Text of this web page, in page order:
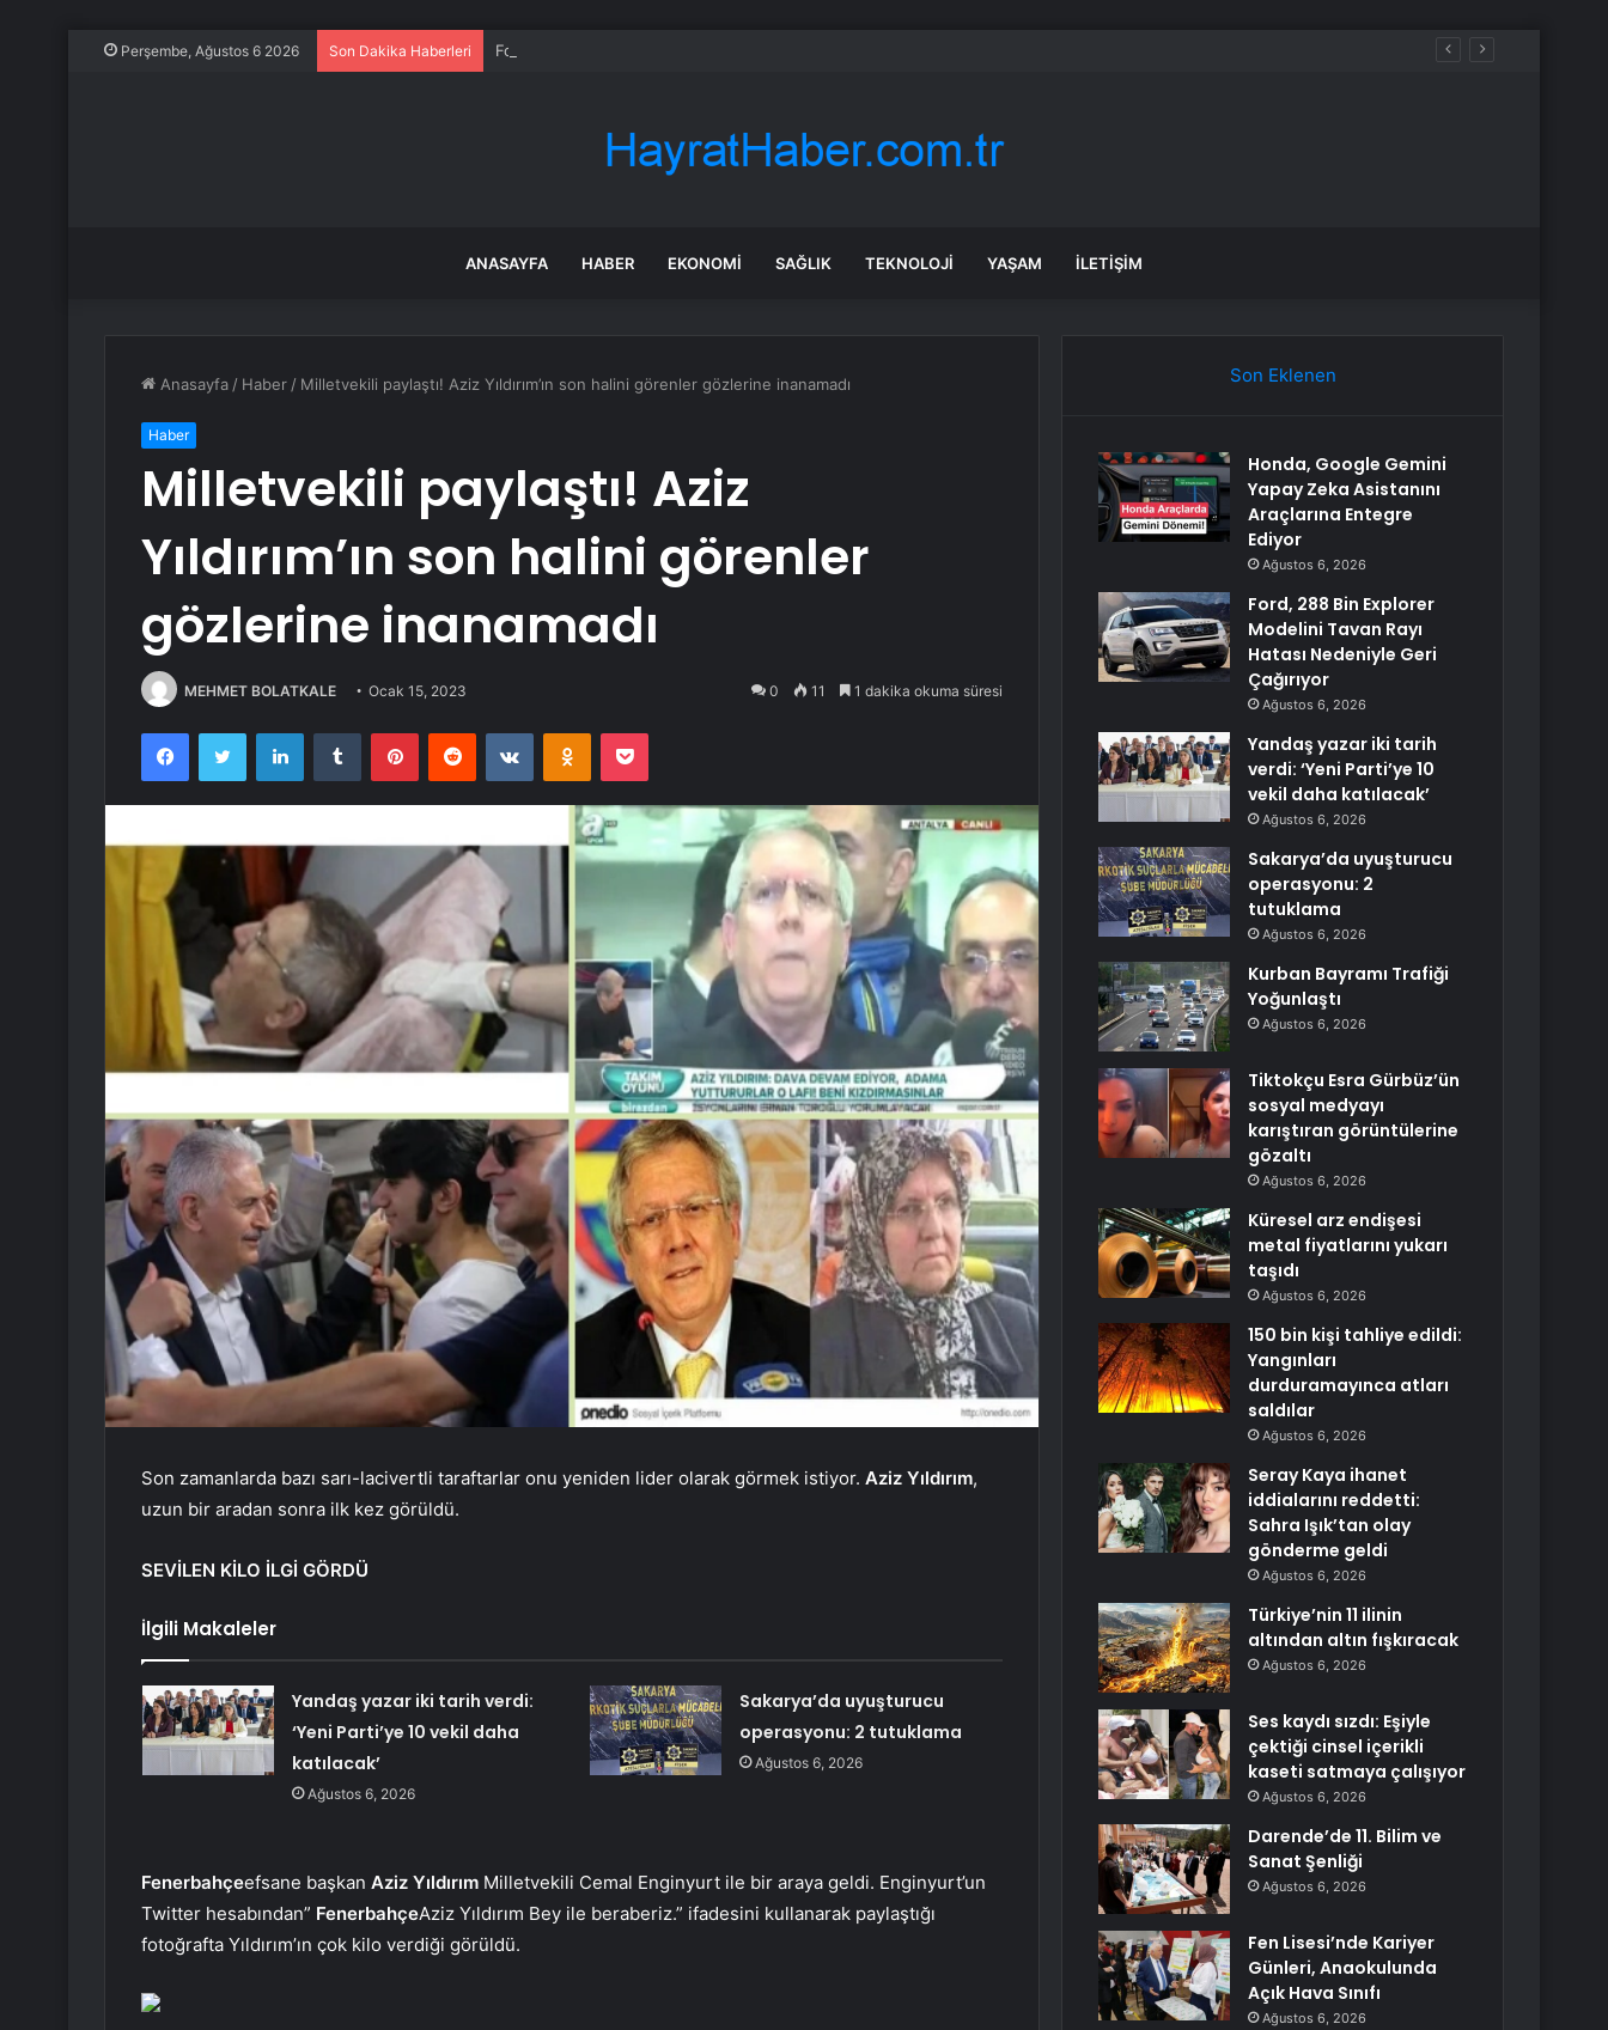
Perşembe, Ağustos 6 2026 Son Dakika Haberleri Ford, 288 Bin Explorer Modelini Tavan Rayı Hatası Nedeniyle Geri Çağırıyor
ANASAYFA HABER EKONOMI SAĞLIK TEKNOLOJI YAŞAM İLETIŞIM
Anasayfa / Haber / Milletvekili paylaştı! Aziz Yıldırım’ın son halini görenler gözlerine inanamadı
Haber
Milletvekili paylaştı! Aziz
Yıldırım’ın son halini görenler
gözlerine inanamadı
MEHMET BOLATKALE Ocak 15, 2023 0 11 1 dakika okuma süresi
FacebookTwitter LinkedInTumblr PinterestReddit VKontakteOdnoklassniki
Pocket
Son zamanlarda bazı sarı-lacivertli taraftarlar onu yeniden lider olarak görmek istiyor. Aziz Yıldırım,
uzun bir aradan sonra ilk kez görüldü.
SEVİLEN KİLO İLGİ GÖRDÜ
İlgili Makaleler
Yandaş yazar iki tarih verdi:
‘Yeni Parti’ye 10 vekil daha
katılacak’
Ağustos 6, 2026
Sakarya’da uyuşturucu
operasyonu: 2 tutuklama
Ağustos 6, 2026
Fenerbahçeefsane başkan Aziz Yıldırım Milletvekili Cemal Enginyurt ile bir araya geldi. Enginyurt’un
Twitter hesabından” FenerbahçeAziz Yıldırım Bey ile beraberiz.” ifadesini kullanarak paylaştığı
fotoğrafta Yıldırım’ın çok kilo verdiği görüldü.
Son Eklenen
Honda, Google Gemini
Yapay Zeka Asistanını
Araçlarına Entegre
Ediyor
Ağustos 6, 2026
Ford, 288 Bin Explorer
Modelini Tavan Rayı
Hatası Nedeniyle Geri
Çağırıyor
Ağustos 6, 2026
Yandaş yazar iki tarih
verdi: ‘Yeni Parti’ye 10
vekil daha katılacak’
Ağustos 6, 2026
Sakarya’da uyuşturucu
operasyonu: 2
tutuklama
Ağustos 6, 2026
Kurban Bayramı Trafiği
Yoğunlaştı
Ağustos 6, 2026
Tiktokçu Esra Gürbüz’ün
sosyal medyayı
karıştıran görüntülerine
gözaltı
Ağustos 6, 2026
Küresel arz endişesi
metal fiyatlarını yukarı
taşıdı
Ağustos 6, 2026
150 bin kişi tahliye edildi:
Yangınları
durduramayınca atları
saldılar
Ağustos 6, 2026
Seray Kaya ihanet
iddialarını reddetti:
Sahra Işık’tan olay
gönderme geldi
Ağustos 6, 2026
Türkiye’nin 11 ilinin
altından altın fışkıracak
Ağustos 6, 2026
Ses kaydı sızdı: Eşiyle
çektiği cinsel içerikli
kaseti satmaya çalışıyor
Ağustos 6, 2026
Darende’de 11. Bilim ve
Sanat Şenliği
Ağustos 6, 2026
Fen Lisesi’nde Kariyer
Günleri, Anaokulunda
Açık Hava Sınıfı
Ağustos 6, 2026